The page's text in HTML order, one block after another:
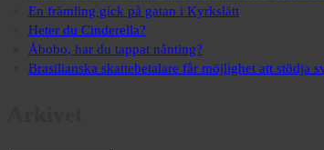
En främling gick på gatan i Kyrkslätt
Heter du Cinderella?
Åbobo, har du tappat nånting?
Brasilianska skattebetalare får möjlighet att stödja